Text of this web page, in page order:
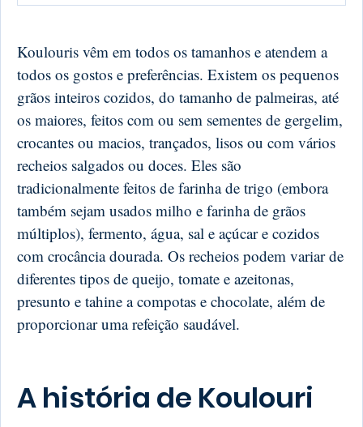
Koulouris vêm em todos os tamanhos e atendem a
todos os gostos e preferências. Existem os pequenos
grãos inteiros cozidos, do tamanho de palmeiras, até
os maiores, feitos com ou sem sementes de gergelim,
crocantes ou macios, trançados, lisos ou com vários
recheios salgados ou doces. Eles são
tradicionalmente feitos de farinha de trigo (embora
também sejam usados ​​milho e farinha de grãos
múltiplos), fermento, água, sal e açúcar e cozidos
com crocância dourada. Os recheios podem variar de
diferentes tipos de queijo, tomate e azeitonas,
presunto e tahine a compotas e chocolate, além de
proporcionar uma refeição saudável.
A história de Koulouri